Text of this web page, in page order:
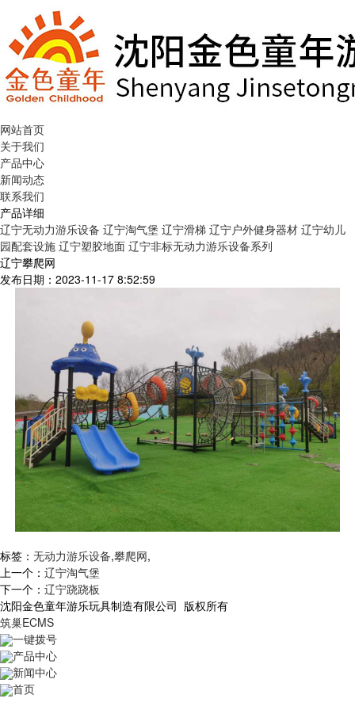
网站首页
关于我们
产品中心
新闻动态
联系我们
产品详细
辽宁无动力游乐设备 辽宁淘气堡 辽宁滑梯 辽宁户外健身器材 辽宁幼儿
园配套设施 辽宁塑胶地面 辽宁非标无动力游乐设备系列
辽宁攀爬网
发布日期：2023-11-17 8:52:59
标签： 无动力游乐设备,攀爬网,
上一个： 辽宁淘气堡
下一个： 辽宁跷跷板
沈阳金色童年游乐玩具制造有限公司 版权所有
筑巢ECMS
一键拨号
产品中心
新闻中心
首页